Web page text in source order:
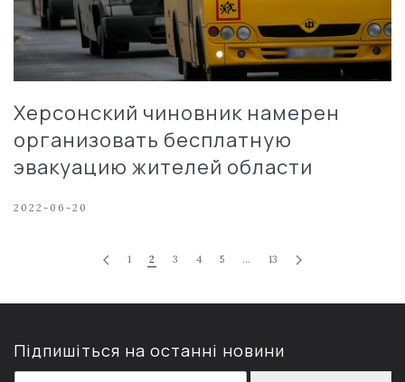
Херсонский чиновник намерен
организовать бесплатную
эвакуацию жителей области
2022-06-20
1 2 3 4 5 … 13
Підпишіться на останні новини